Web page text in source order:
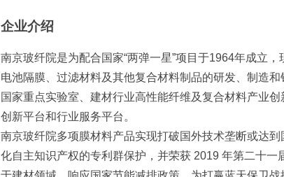
企业介绍
南京玻纤院是为配合国家“两弹一星”项目于1964年成立，
电池隔膜、过滤材料及其他复合材料制品的研发、制造
国家重点实验室、建材行业高性能纤维及复合材料产业
创新平台和行业服务平台。
南京玻纤院多项膜材料产品实现打破国外技术垄断或达
化自主知识产权的专利群保护，并荣获 2019 年第二十